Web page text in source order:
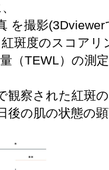
を撮影(3Dviewer
斑度のスコアリ
（TEWL）の測
観察された紅斑
後の肌の状態の